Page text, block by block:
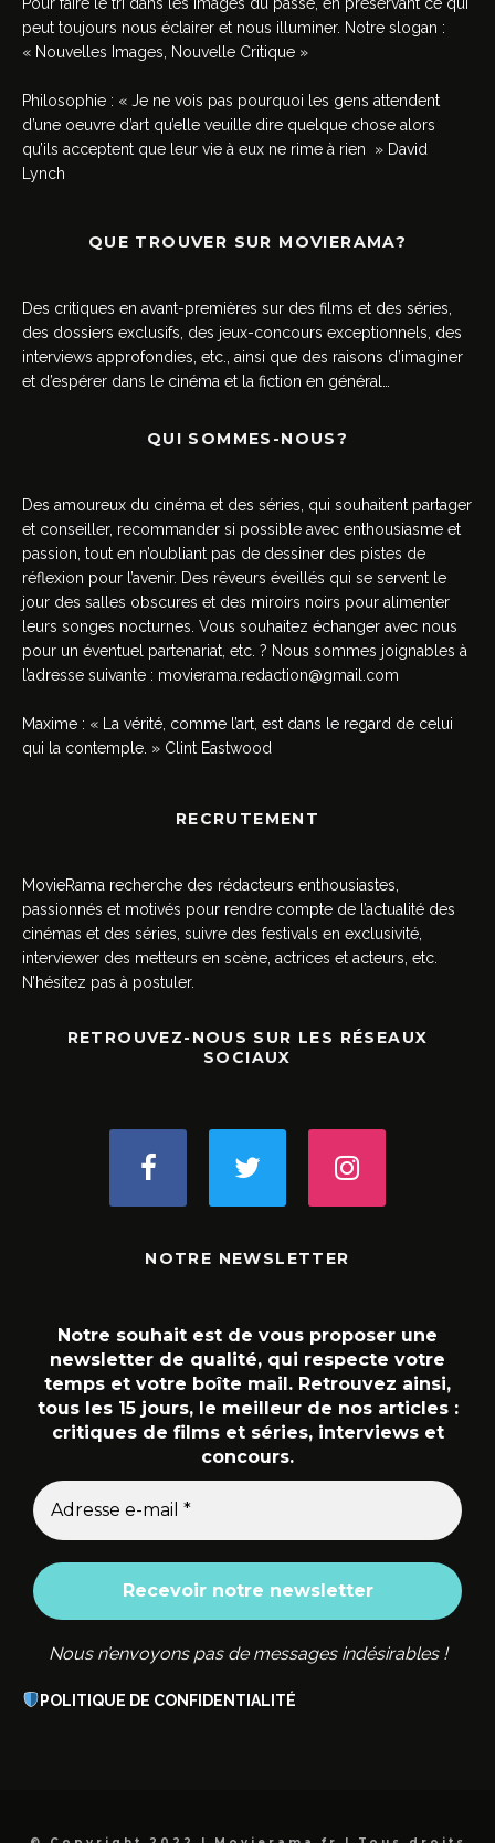
peut toujours nous éclairer et nous illuminer. Notre slogan :
« Nouvelles Images, Nouvelle Critique »
Philosophie : « Je ne vois pas pourquoi les gens attendent
d’une oeuvre d’art qu’elle veuille dire quelque chose alors
qu’ils acceptent que leur vie à eux ne rime à rien » David
Lynch
QUE TROUVER SUR MOVIERAMA?
Des critiques en avant-premières sur des films et des séries,
des dossiers exclusifs, des jeux-concours exceptionnels, des
interviews approfondies, etc., ainsi que des raisons d’imaginer
et d’espérer dans le cinéma et la fiction en général…
QUI SOMMES-NOUS?
Des amoureux du cinéma et des séries, qui souhaitent partager
et conseiller, recommander si possible avec enthousiasme et
passion, tout en n’oubliant pas de dessiner des pistes de
réflexion pour l’avenir. Des rêveurs éveillés qui se servent le
jour des salles obscures et des miroirs noirs pour alimenter
leurs songes nocturnes. Vous souhaitez échanger avec nous
pour un éventuel partenariat, etc. ? Nous sommes joignables à
l’adresse suivante : movierama.redaction@gmail.com
Maxime : « La vérité, comme l’art, est dans le regard de celui
qui la contemple. » Clint Eastwood
RECRUTEMENT
MovieRama recherche des rédacteurs enthousiastes,
passionnés et motivés pour rendre compte de l’actualité des
cinémas et des séries, suivre des festivals en exclusivité,
interviewer des metteurs en scène, actrices et acteurs, etc.
N’hésitez pas à postuler.
RETROUVEZ-NOUS SUR LES RÉSEAUX
SOCIAUX
NOTRE NEWSLETTER
Notre souhait est de vous proposer une
newsletter de qualité, qui respecte votre
temps et votre boîte mail. Retrouvez ainsi,
tous les 15 jours, le meilleur de nos articles :
critiques de films et séries, interviews et
concours.
Nous n’envoyons pas de messages indésirables !
POLITIQUE DE CONFIDENTIALITÉ